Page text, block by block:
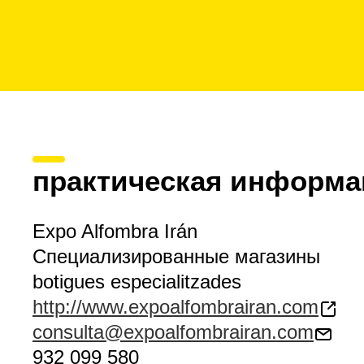
практическая
Expo Alfombra Irán
Специализированные магазины
botigues especialitzades
http://www.expoalfombrairan.com
consulta@expoalfombrairan.com
932 099 580